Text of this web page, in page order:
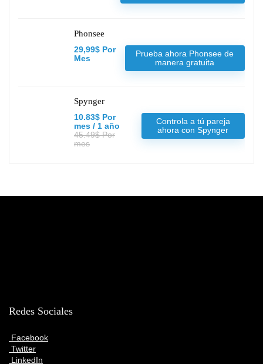
Phonsee
29,99$ Por
Mes
Prueba ahora Phonsee de
manera gratuita
Spynger
10.83$ Por
mes / 1 año
45.49$ Por
mes
Controla a tú pareja
ahora con Spynger
Redes Sociales
Facebook
Twitter
LinkedIn